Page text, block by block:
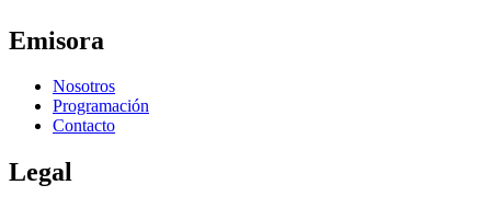
Emisora
Nosotros
Programación
Contacto
Legal